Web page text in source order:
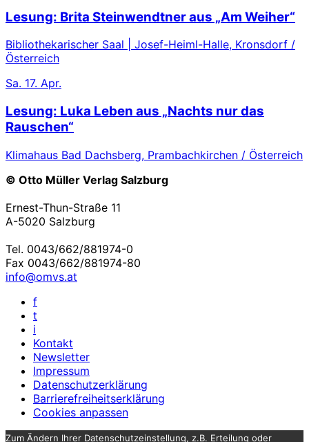
Lesung: Brita Steinwendtner aus „Am Weiher“
Bibliothekarischer Saal | Josef-Heiml-Halle, Kronsdorf /
Österreich
Sa. 17. Apr.
Lesung: Luka Leben aus „Nachts nur das
Rauschen“
Klimahaus Bad Dachsberg, Prambachkirchen / Österreich
© Otto Müller Verlag Salzburg
Ernest-Thun-Straße 11
A-5020 Salzburg
Tel. 0043/662/881974-0
Fax 0043/662/881974-80
info@omvs.at
f
t
i
Kontakt
Newsletter
Impressum
Datenschutzerklärung
Barrierefreiheitserklärung
Cookies anpassen
Zum Ändern Ihrer Datenschutzeinstellung, z.B. Erteilung oder